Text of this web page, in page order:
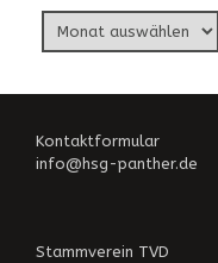
Kontaktformular
info@hsg-panther.de
Stammverein TVD